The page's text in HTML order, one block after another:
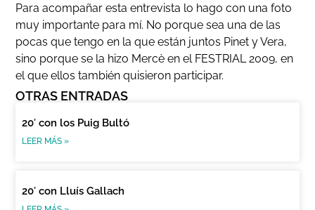
Para acompañar esta entrevista lo hago con una foto
muy importante para mí. No porque sea una de las
pocas que tengo en la que están juntos Pinet y Vera,
sino porque se la hizo Mercè en el FESTRIAL 2009, en
el que ellos también quisieron participar.
OTRAS ENTRADAS
20′ con los Puig Bultó
LEER MÁS »
20′ con Lluís Gallach